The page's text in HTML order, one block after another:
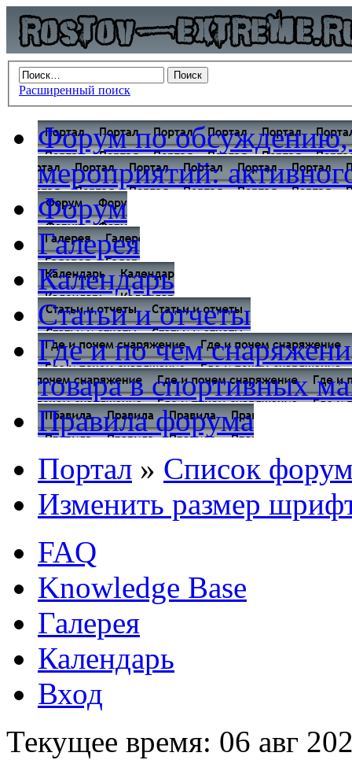
Расширенный поиск
Форум по обсуждению,
мероприятий:
Форум
Галерея
Календарь
Статьи и отчеты
Где и по чем
товара в спортивных
Правила форума
Портал » Список
Изменить размер
FAQ
Knowledge Base
Галерея
Календарь
Вход
Текущее время: 06 авг